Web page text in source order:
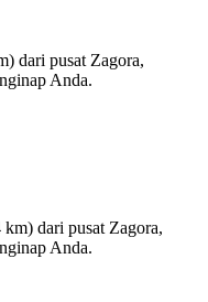
dari pusat Zagora,
Anda.
dari pusat Zagora,
Anda.